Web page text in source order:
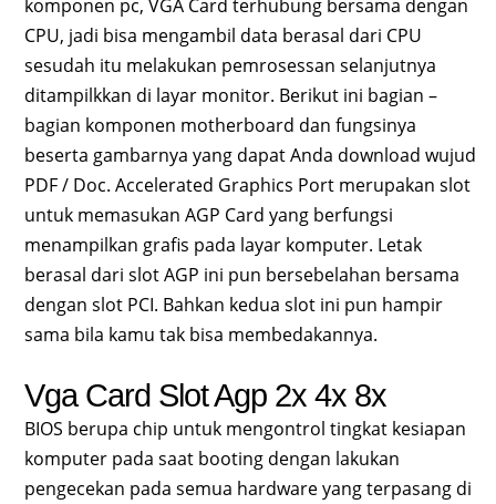
komponen pc, VGA Card terhubung bersama dengan
CPU, jadi bisa mengambil data berasal dari CPU
sesudah itu melakukan pemrosessan selanjutnya
ditampilkkan di layar monitor. Berikut ini bagian –
bagian komponen motherboard dan fungsinya
beserta gambarnya yang dapat Anda download wujud
PDF / Doc. Accelerated Graphics Port merupakan slot
untuk memasukan AGP Card yang berfungsi
menampilkan grafis pada layar komputer. Letak
berasal dari slot AGP ini pun bersebelahan bersama
dengan slot PCI. Bahkan kedua slot ini pun hampir
sama bila kamu tak bisa membedakannya.
Vga Card Slot Agp 2x 4x 8x
BIOS berupa chip untuk mengontrol tingkat kesiapan
komputer pada saat booting dengan lakukan
pengecekan pada semua hardware yang terpasang di